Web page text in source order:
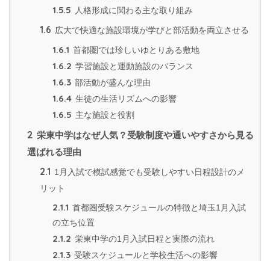
1.5.5 人格形成に関わる主な取り組み
1.6 広大で快適な施設環境が学びと部活動を両立させる
1.6.1 首都圏では珍しいゆとりある敷地
1.6.2 学習施設と運動施設のバランス
1.6.3 部活動が盛んな理由
1.6.4 生徒の生活リズムへの影響
1.6.5 主な施設と役割
2 栄東中学はなぜ人気？受験制度や通いやすさから見る
選ばれる理由
2.1 1月入試で模試感覚でも受験しやすい日程設計のメ
リット
2.1.1 首都圏受験スケジュールの特徴と埼玉1月入試
の立ち位置
2.1.2 栄東中学の1月入試日程と実際の流れ
2.1.3 受験スケジュールと学校生活への影響